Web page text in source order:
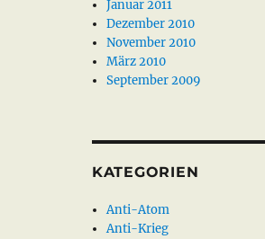
Januar 2011
Dezember 2010
November 2010
März 2010
September 2009
KATEGORIEN
Anti-Atom
Anti-Krieg